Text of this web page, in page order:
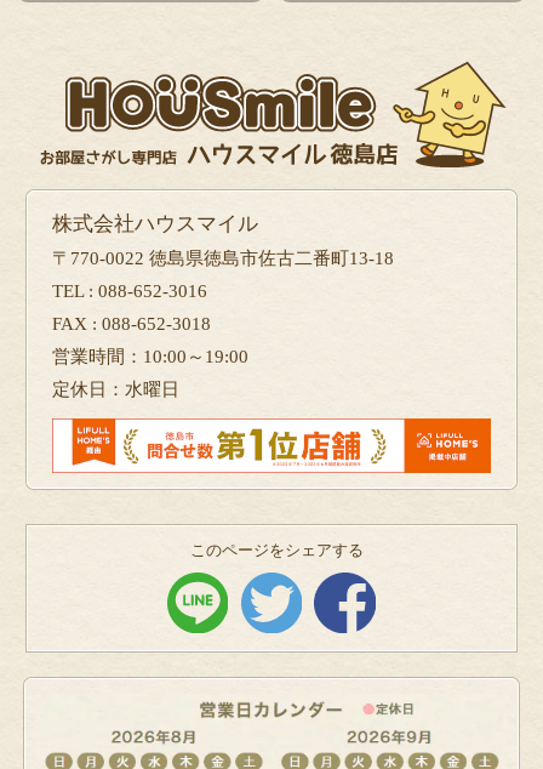
株式会社ハウスマイル
〒770-0022 徳島県徳島市佐古二番町13-18
TEL : 088-652-3016
FAX : 088-652-3018
営業時間：10:00～19:00
定休日：水曜日
このページをシェアする